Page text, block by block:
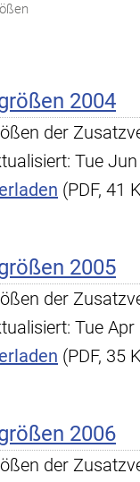
2004
der
Tue
(PDF, 41
2005
der
Tue
(PDF, 35
2006
der